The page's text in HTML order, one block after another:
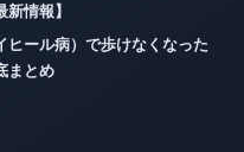
情報】
ヒール病）で歩けなくなった
まとめ